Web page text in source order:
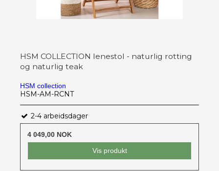
HSM COLLECTION lenestol - naturlig rotting
og naturlig teak
HSM collection
HSM-AM-RCNT
2-4 arbeidsdager
4 049,00 NOK
Vis produkt